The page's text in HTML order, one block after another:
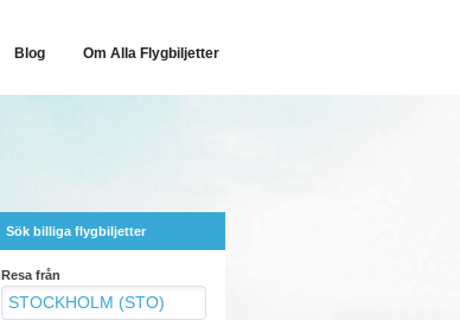
Blog Om Alla Flygbiljetter
Sök billiga flygbiljetter
Resa från